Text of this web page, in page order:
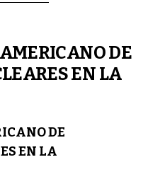
DE
EN LA
DE
EN LA